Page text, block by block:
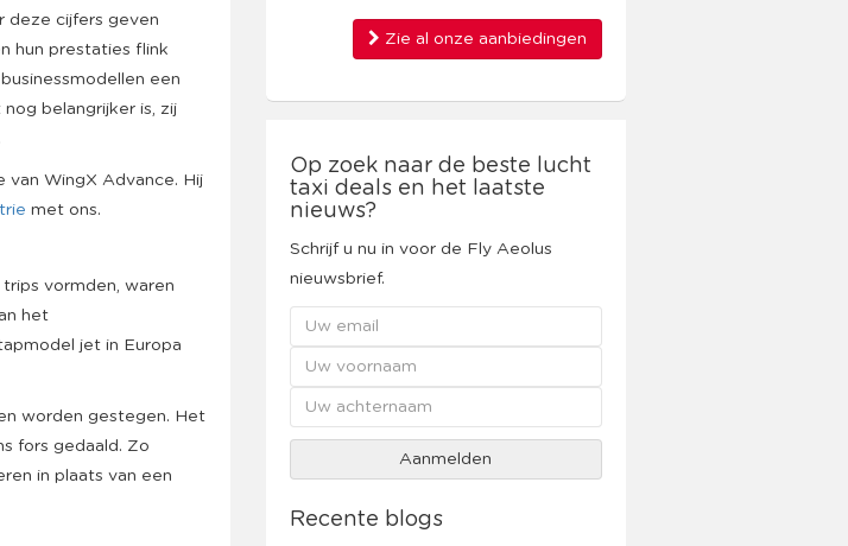
deze cijfers geven
hun prestaties flink
businessmodellen een
belangrijker is, zij
van WingX Advance. Hij
met ons.
vormden, waren
het
jet in Europa
worden gestegen. Het
fors gedaald. Zo
in plaats van een
Zie al onze aanbiedingen
Op zoek naar de beste lucht
taxi deals en het laatste
nieuws?
Schrijf u nu in voor de Fly Aeolus
nieuwsbrief.
Recente blogs